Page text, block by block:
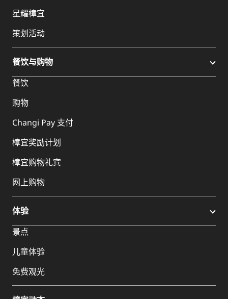
星耀樟宜
策划活动
餐饮与购物
餐饮
购物
Changi Pay 支付
樟宜奖励计划
樟宜购物礼宾
网上购物
体验
景点
儿童体验
免费观光